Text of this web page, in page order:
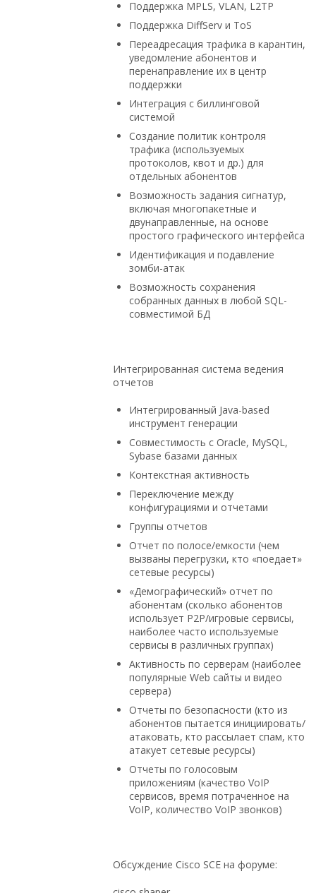
Поддержка MPLS, VLAN, L2TP
Поддержка DiffServ и ToS
Переадресация трафика в карантин,
уведомление абонентов и
перенаправление их в центр
поддержки
Интеграция с биллинговой
системой
Создание политик контроля
трафика (используемых
протоколов, квот и др.) для
отдельных абонентов
Возможность задания сигнатур,
включая многопакетные и
двунаправленные, на основе
простого графического интерфейса
Идентификация и подавление
зомби-атак
Возможность сохранения
собранных данных в любой SQL-
совместимой БД
Интегрированная система ведения
отчетов
Интегрированный Java-based
инструмент генерации
Совместимость с Oracle, MySQL,
Sybase базами данных
Контекстная активность
Переключение между
конфигурациями и отчетами
Группы отчетов
Отчет по полосе/емкости (чем
вызваны перегрузки, кто «поедает»
сетевые ресурсы)
«Демографический» отчет по
абонентам (сколько абонентов
использует P2P/игровые сервисы,
наиболее часто используемые
сервисы в различных группах)
Активность по серверам (наиболее
популярные Web сайты и видео
сервера)
Отчеты по безопасности (кто из
абонентов пытается инициировать/
атаковать, кто рассылает спам, кто
атакует сетевые ресурсы)
Отчеты по голосовым
приложениям (качество VoIP
сервисов, время потраченное на
VoIP, количество VoIP звонков)
Обсуждение Cisco SCE на форуме: